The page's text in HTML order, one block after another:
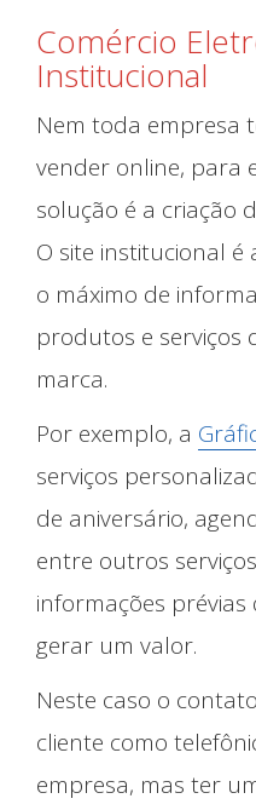
Comércio
Institucional
Nem toda empresa
vender online, para
solução é a criação
O site institucional
o máximo de
produtos e serviços
marca.
Por exemplo, a
serviços
de aniversário,
entre outros
informações
gerar um valor.
Neste caso o
cliente como
empresa, mas ter